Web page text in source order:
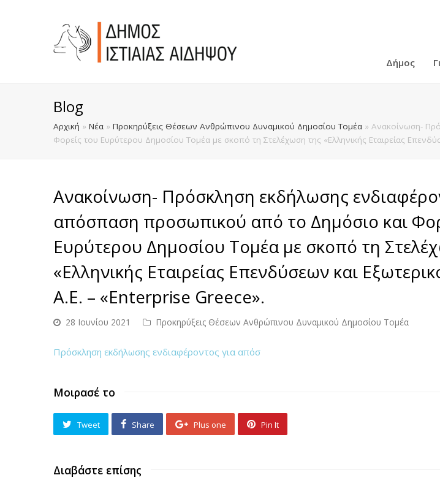
Δήμος
Blog
Αρχική » Νέα » Προκηρύξεις Θέσεων Ανθρώπινου Δυναμικού Δημοσίου Τομέα » Ανακοίνωση-
Φορείς του Ευρύτερου Δημοσίου Τομέα με σκοπό τη Στελέχωση της «Ελληνικής Εταιρείας
Ανακοίνωση- Πρόσκληση εκδήλωσης
απόσπαση προσωπικού από το Δημόσιο και
Ευρύτερου Δημοσίου Τομέα με σκοπό τη
«Ελληνικής Εταιρείας Επενδύσεων και
Α.Ε. – «Enterprise Greece».
28 Ιουνίου 2021 Προκηρύξεις Θέσεων Ανθρώπινου Δυναμικού Δημοσίου Τομέα
Πρόσκληση εκδήλωσης ενδιαφέροντος για απόσ
Μοιρασέ το
Tweet Share Plus one Pin It
Διαβάστε επίσης